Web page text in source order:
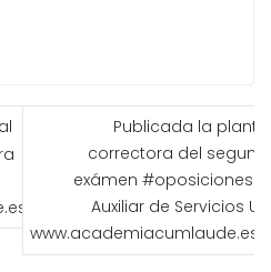
Publicada la
correctora del
exámen #oposiciones
Auxiliar de Servicios
www.academiacumlaude.es